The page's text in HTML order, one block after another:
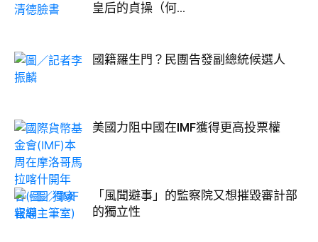
皇后的貞操（何...
國籍羅生門？民團告發副總統候選人
美國力阻中國在IMF獲得更高投票權
「風聞避事」的監察院又想摧毀審計部
的獨立性